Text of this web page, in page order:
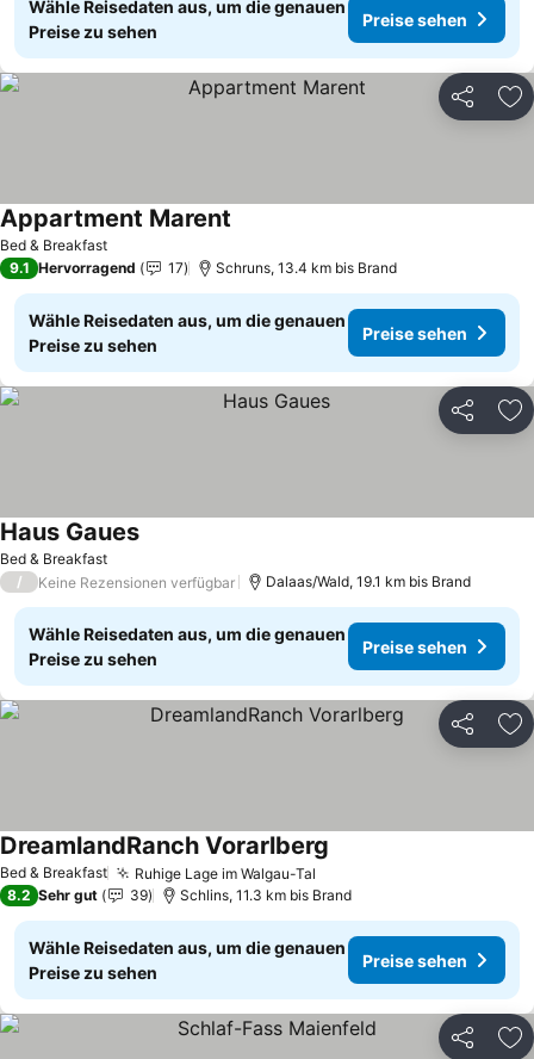
Wähle Reisedaten aus, um die genauen
Preise zu sehen
Preise sehen
Teilen
Bed & Breakfast
Appartment Marent
9.1 Hervorragend 17 Schruns, 13.4 km bis Brand
Wähle Reisedaten aus, um die genauen
Preise zu sehen
Preise sehen
Teilen
Bed & Breakfast
Haus Gaues
/ Keine Rezensionen verfügbar Dalaas/Wald, 19.1 km bis Brand
Wähle Reisedaten aus, um die genauen
Preise zu sehen
Preise sehen
Teilen
Bed & Breakfast Ruhige Lage im Walgau-Tal
DreamlandRanch Vorarlberg
8.2 Sehr gut 39 Schlins, 11.3 km bis Brand
Wähle Reisedaten aus, um die genauen
Preise zu sehen
Preise sehen
Teilen